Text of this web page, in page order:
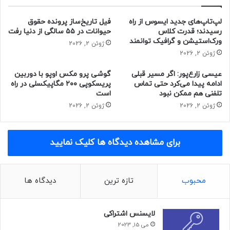
مطالب تبلت
لپ‌تاپ‌های جدید ایسوس از راه
رسیدند؛ قدرت کلاس
ورک‌استیشن و گرافیک توانمند
ژوئن 2, 2026
فیل تاریخ‌ساز پرونده حقوق
حیوانات در ۵۵ سالگی از دنیا رفت
ژوئن 2, 2026
عیسی زارع‌پور: اگر مسیر قبلی
ادامه پیدا می‌کرد حتی تماس
تلفنی هم ممکن نبود
ژوئن 2, 2026
گوشی پرو مکس اوپو با دوربین
پریسکوپی ۲۰۰ مگاپیکسلی در راه
است
ژوئن 2, 2026
برای مشاهده دیدگاه ها کلیک نمایید
محبوب تازه ترین دیدگاه ها
لایسنس اشتراکی
می 15, 2023